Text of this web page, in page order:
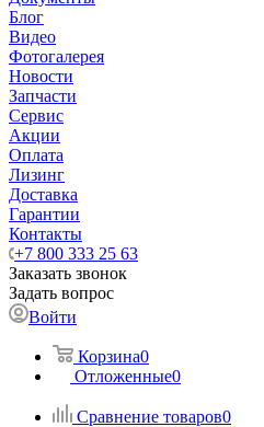
Блог
Видео
Фотогалерея
Новости
Запчасти
Сервис
Акции
Оплата
Лизинг
Доставка
Гарантии
Контакты
+7 800 333 25 63
Заказать звонок
Задать вопрос
Войти
Корзина0
Отложенные0
Сравнение товаров0